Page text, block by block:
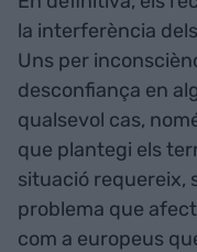
la interferència
Uns per
desconfiança en
qualsevol cas,
que plantegi els
situació requereix,
problema que
com a europeus